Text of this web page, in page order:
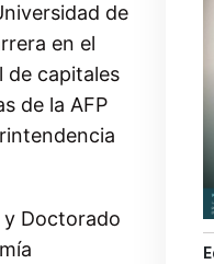
de
en el
de capitales
de la AFP
y Doctorado